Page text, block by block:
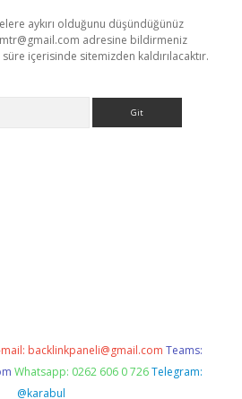
aykırı olduğunu düşündüğünüz
adresine bildirmeniz
içerisinde sitemizden kaldırılacaktır.
mail: backlinkpaneli@gmail.com Teams:
Whatsapp: 0262 606 0 726 Telegram:
@karabul